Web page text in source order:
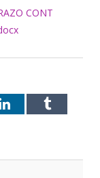
CONT
LinkedInTumblr